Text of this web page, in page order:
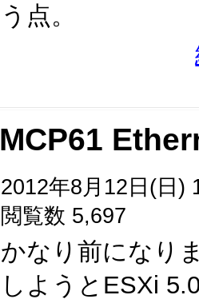
う点。
MCP61
2012年8月12日(日)
閲覧数 5,697
かなり前になり
しようとESXi